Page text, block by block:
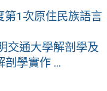
第1次原住民族語言
交通大學解剖學及
學實作 ...